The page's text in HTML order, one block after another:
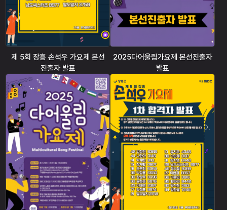
제 5회 장흥 손석우 가요제 본선
진출자 발표
2025다어울림가요제 본선진출자
발표